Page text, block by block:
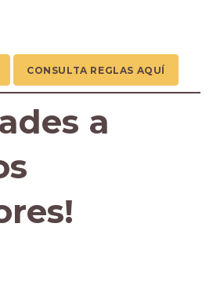
CONSULTA REGLAS AQUÍ
a